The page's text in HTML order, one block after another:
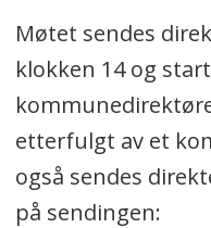
Møtet sendes
klokken 14 og
etterfulgt av et
også sendes
på sendingen: